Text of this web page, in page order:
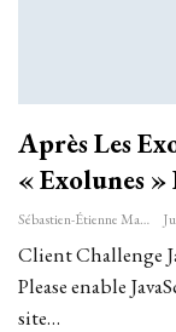
Après Les
« Exolunes »
Sébastien-Étienne Marechal
Client Challenge
Please enable
site…